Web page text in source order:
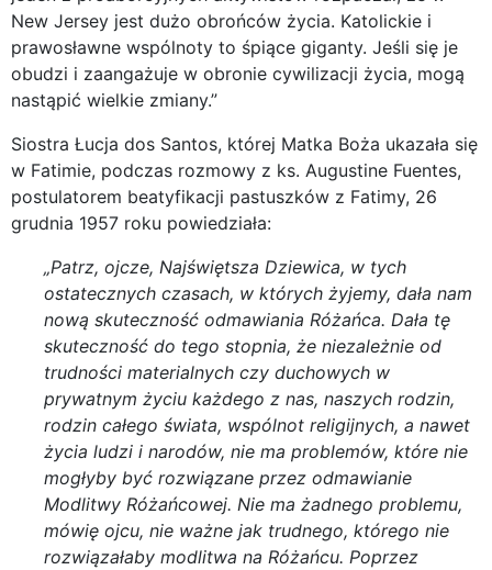
New Jersey jest dużo obrońców życia. Katolickie i
prawosławne wspólnoty to śpiące giganty. Jeśli się je
obudzi i zaangażuje w obronie cywilizacji życia, mogą
nastąpić wielkie zmiany.”
Siostra Łucja dos Santos, której Matka Boża ukazała się
w Fatimie, podczas rozmowy z ks. Augustine Fuentes,
postulatorem beatyfikacji pastuszków z Fatimy, 26
grudnia 1957 roku powiedziała:
„Patrz, ojcze, Najświętsza Dziewica, w tych
ostatecznych czasach, w których żyjemy, dała nam
nową skuteczność odmawiania Różańca. Dała tę
skuteczność do tego stopnia, że niezależnie od
trudności materialnych czy duchowych w
prywatnym życiu każdego z nas, naszych rodzin,
rodzin całego świata, wspólnot religijnych, a nawet
życia ludzi i narodów, nie ma problemów, które nie
mogłyby być rozwiązane przez odmawianie
Modlitwy Różańcowej. Nie ma żadnego problemu,
mówię ojcu, nie ważne jak trudnego, którego nie
rozwiązałaby modlitwa na Różańcu. Poprzez